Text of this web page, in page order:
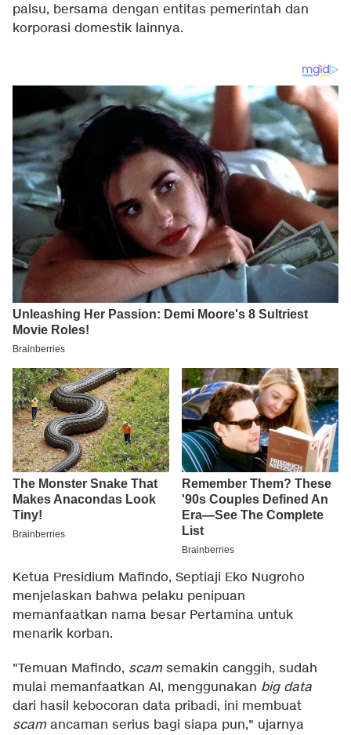
palsu, bersama dengan entitas pemerintah dan
korporasi domestik lainnya.
Ketua Presidium Mafindo, Septiaji Eko Nugroho
menjelaskan bahwa pelaku penipuan
memanfaatkan nama besar Pertamina untuk
menarik korban.
"Temuan Mafindo, scamsemakin canggih, sudah
mulai memanfaatkan AI, menggunakan big data
dari hasil kebocoran data pribadi, ini membuat
scamancaman serius bagi siapa pun," ujarnya